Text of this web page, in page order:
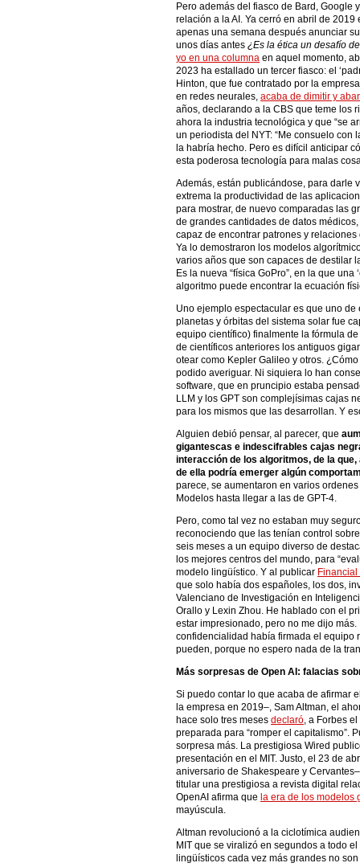
Pero además del fiasco de Bard, Google
relación a la AI. Ya cerró en abril de
apenas una semana después anunciar
unos días antes ¿Es la ética un desafío
yo en una columna en aquel momento,
2023 ha estallado un tercer fiasco: el
Hinton, que fue contratado por la
en redes neurales, acaba de dimitir y
años, declarando a la CBS que teme los
ahora la industria tecnológica y que “se
un periodista del NYT: “Me consuelo
la habría hecho. Pero es difícil anticipar
esta poderosa tecnología para malas
Además, están publicándose, para darle
extrema la productividad de las
para mostrar, de nuevo comparadas las
de grandes cantidades de datos
capaz de encontrar patrones y
Ya lo demostraron los modelos
varios años que son capaces de destilar
Es la nueva “física GoPro”, en la que
algoritmo puede encontrar la ecuación
Uno ejemplo espectacular es que uno
planetas y órbitas del sistema solar fue
equipo científico) finalmente la fórmula
de científicos anteriores los antiguos
otear como Kepler Galileo y otros.
podido averiguar. Ni siquiera lo han
software, que en pruncipio estaba
LLM y los GPT son complejísimas cajas
para los mismos que las desarrollan. Y
Alguien debió pensar, al parecer, que
gigantescas e indescifrables cajas
interacción de los algoritmos, de la
de ella podría emerger algún
parece, se aumentaron en varios
Modelos hasta llegar a las de GPT-4.
Pero, como tal vez no estaban muy
reconociendo que las tenían control
seis meses a un equipo diverso de
los mejores centros del mundo, para
modelo lingüístico. Y al publicar Financial
que solo había dos españoles, los dos,
Valenciano de Investigación en
Orallo y Lexin Zhou. He hablado con el
estar impresionado, pero no me dijo
confidencialidad había firmada el equipo
pueden, porque no espero nada de la
Más sorpresas de Open AI: falacias
Si puedo contar lo que acaba de afirmar
la empresa en 2019–, Sam Altman, el
hace solo tres meses declaró, a Forbes
preparada para “romper el capitalismo”.
sorpresa más. La prestigiosa Wired
presentación en el MIT. Justo, el 23 de
aniversario de Shakespeare y
titular una prestigiosa a revista digital
OpenAI afirma que la era de los modelos
mayúscula.
Altman revolucionó a la ciclotímica
MIT que se viralizó en segundos a todo
lingüísticos cada vez más grandes no